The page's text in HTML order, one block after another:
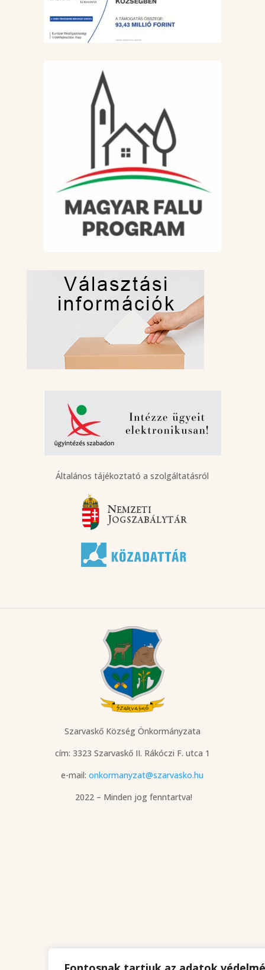
Általános tájékoztató a szolgáltatásról
Szarvaskő Község Önkormányzata
cím: 3323 Szarvaskő II. Rákóczi F. utca 1
e-mail:onkormanyzat@szarvasko.hu
2022 – Minden jog fenntartva!